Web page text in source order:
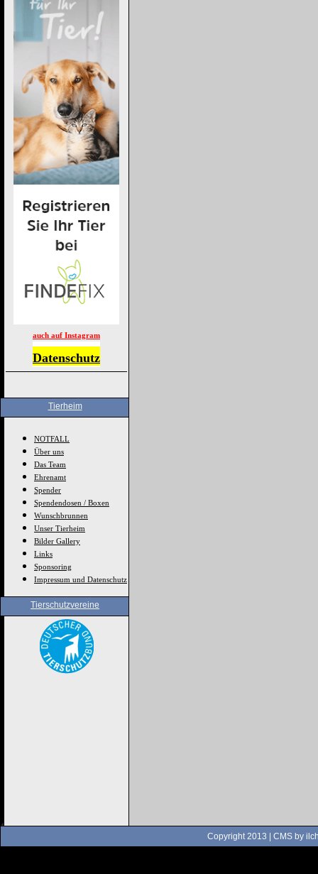
auch auf Instagram
Datenschutz
Tierheim
NOTFALL
Über uns
Das Team
Ehrenamt
Spender
Spendendosen / Boxen
Wunschbrunnen
Unser Tierheim
Bilder Gallery
Links
Sponsoring
Impressum und Datenschutz
Tierschutzvereine
Copyright 2013 | CMS by